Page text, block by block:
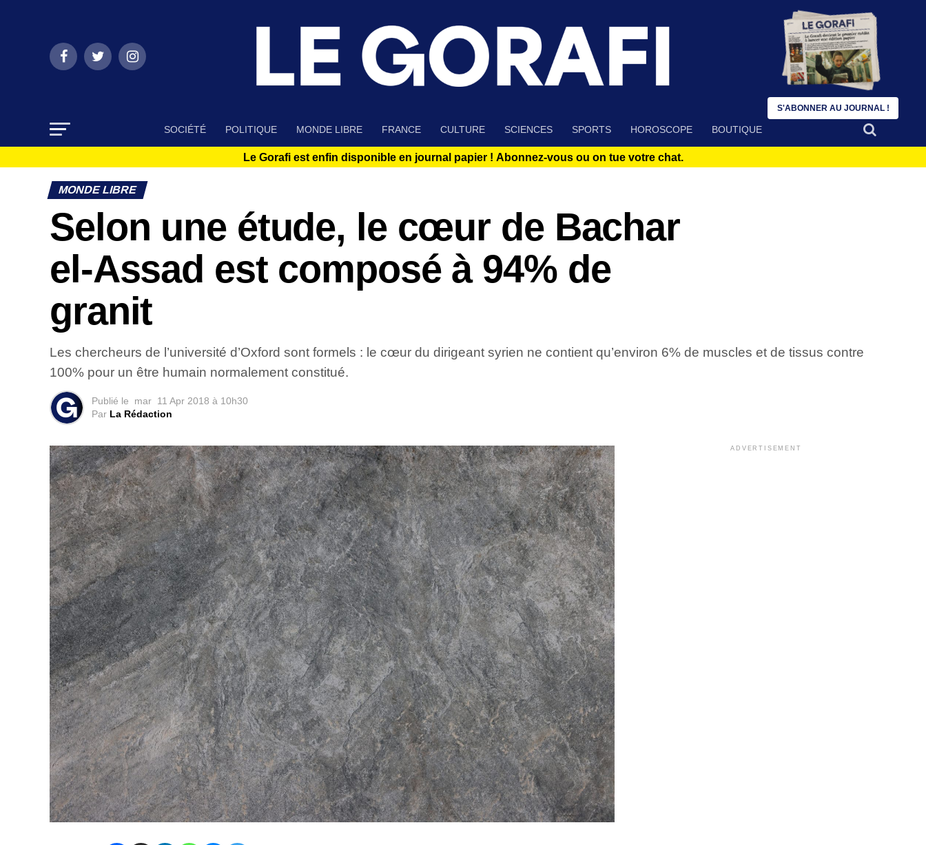
SOCIÉTÉ POLITIQUE MONDE LIBRE FRANCE CULTURE SCIENCES SPORTS HOROSCOPE BOUTIQUE
Le Gorafi est enfin disponible en journal papier ! Abonnez-vous ou on tue votre chat.
MONDE LIBRE
Selon une étude, le cœur de Bachar
el-Assad est composé à 94% de
granit
Les chercheurs de l’université d’Oxford sont formels : le cœur du dirigeant syrien ne contient qu’environ 6% de muscles et de tissus contre
100% pour un être humain normalement constitué.
Publié le mar 11 Apr 2018 à 10h30
Par La Rédaction
ADVERTISEMENT
S'ABONNER AU JOURNAL !